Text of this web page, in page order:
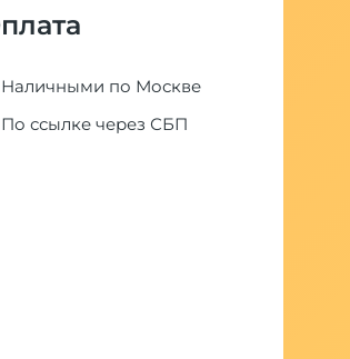
Наличными по Москве
По ссылке через СБП